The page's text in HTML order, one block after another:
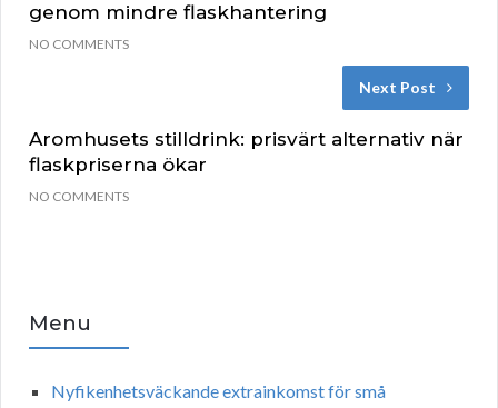
genom mindre flaskhantering
NO COMMENTS
Next Post
Aromhusets stilldrink: prisvärt alternativ när
flaskpriserna ökar
NO COMMENTS
Menu
Nyfikenhetsväckande extrainkomst för små